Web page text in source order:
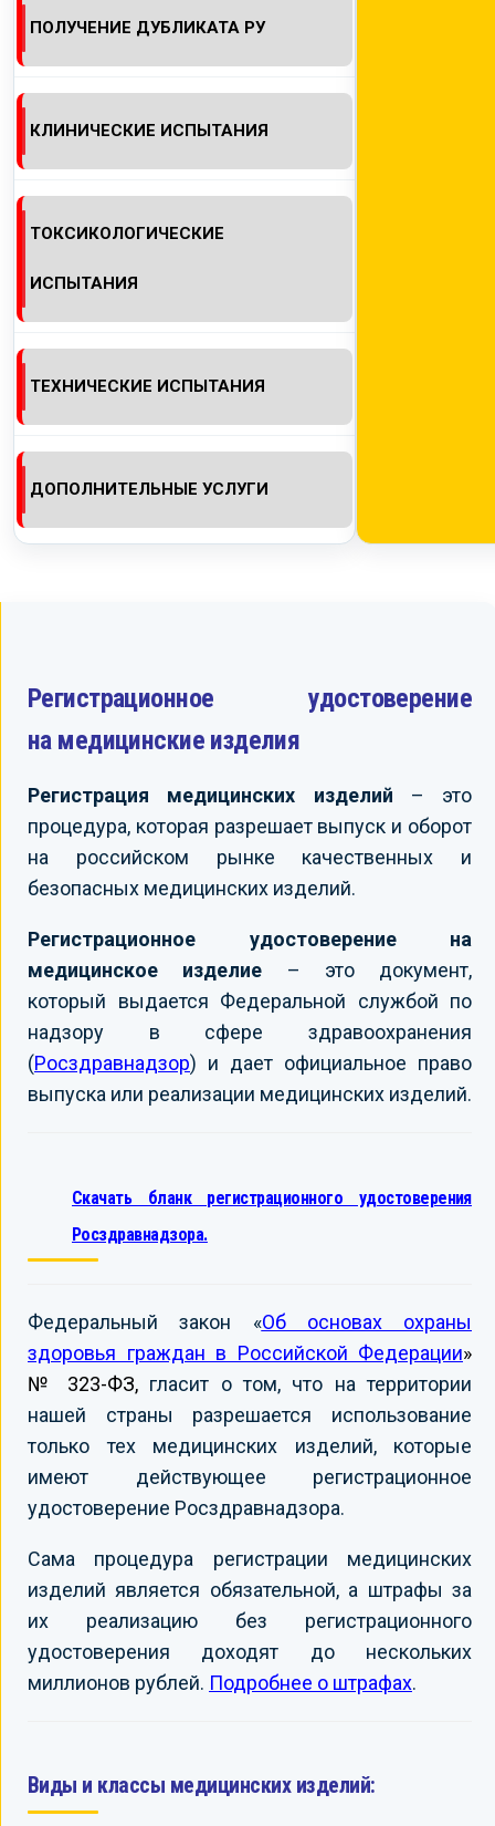
ПОЛУЧЕНИЕ ДУБЛИКАТА РУ
КЛИНИЧЕСКИЕ ИСПЫТАНИЯ
ТОКСИКОЛОГИЧЕСКИЕ
ИСПЫТАНИЯ
ТЕХНИЧЕСКИЕ ИСПЫТАНИЯ
ДОПОЛНИТЕЛЬНЫЕ УСЛУГИ
Регистрационное удостоверение
на медицинские изделия
Регистрация медицинских изделий – это
процедура, которая разрешает выпуск и оборот
на российском рынке качественных и
безопасных медицинских изделий.
Регистрационное удостоверение на
медицинское изделие – это документ,
который выдается Федеральной службой по
надзору в сфере здравоохранения
(Росздравнадзор) и дает официальное право
выпуска или реализации медицинских изделий.
Скачать бланк регистрационного удостоверения
Росздравнадзора.
Федеральный закон «Об основах охраны
здоровья граждан в Российской Федерации»
№ 323-ФЗ, гласит о том, что на территории
нашей страны разрешается использование
только тех медицинских изделий, которые
имеют действующее регистрационное
удостоверение Росздравнадзора.
Сама процедура регистрации медицинских
изделий является обязательной, а штрафы за
их реализацию без регистрационного
удостоверения доходят до нескольких
миллионов рублей. Подробнее о штрафах.
Виды и классы медицинских изделий: